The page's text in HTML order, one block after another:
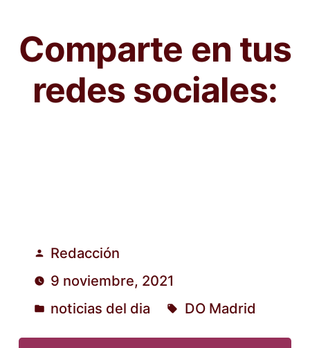
Comparte en tus
redes sociales:
Publicado
por
Redacción
9 noviembre, 2021
Publicado
en
noticias del dia DO Madrid